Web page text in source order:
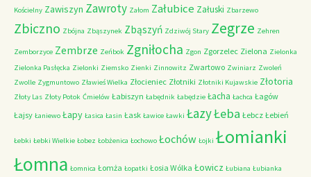
Kościelny Zawiszyn Zawroty Załom Załubice Załuski Zbarzewo
Zbiczno Zbójna Zbąszynek Zbąszyń Zdziwój Stary Zegrze Zehren
Zemborzyce Zembrze Zeńbok Zgniłocha Zgon Zgorzelec Zielona Zielonka
Zielonka Pasłęcka Zielonki Ziemsko Zienki Zinnowitz Zwartowo Zwiniarz Zwoleń
Zwolle Zygmuntowo Zławieś Wielka Złocieniec Złotniki Złotniki Kujawskie Złotoria
Złoty Las Złoty Potok Ćmielów Łabiszyn Łabędnik Łabędzie Łacha Łachca Łagów
Łajsy Łaniewo Łapy Łasica Łasin Łask Ławice Ławki ŁazyŁeba Łebcz Łebień
Łebki Łebki Wielkie Łobez Łobżenica Łochowo Łochów Łojki Łomianki
Łomna Łomnica Łomża Łopatki Łosia Wólka Łowicz Łubiana Łubianka